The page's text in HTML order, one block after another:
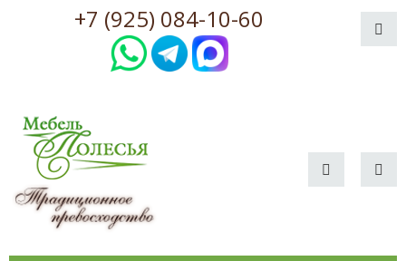
+7 (925) 084-10-60